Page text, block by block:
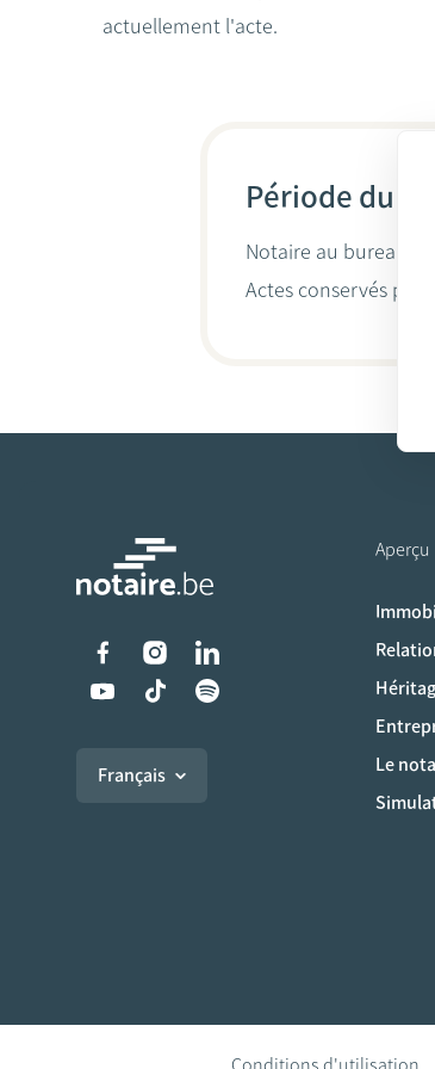
actuellement l'acte.
Période du
Notaire au bureau
Actes conservés par
Liens vers les
Français
Aperçu
Le